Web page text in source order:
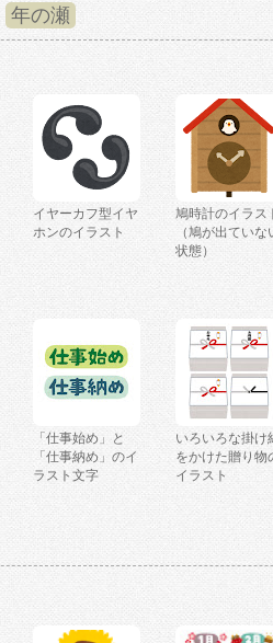
年の瀬
イヤーカフ型イヤ
ホンのイラスト
鳩時計のイラス
（鳩が出ていな
状態）
「仕事始め」と
「仕事納め」のイ
ラスト文字
いろいろな掛け
をかけた贈り物
イラスト